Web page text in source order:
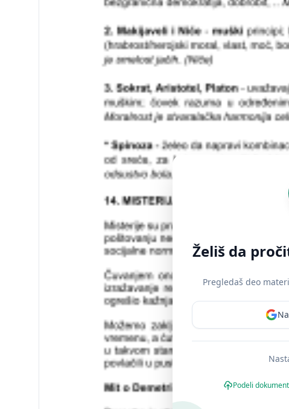
Želiš da
Pregledaš deo
Podeli